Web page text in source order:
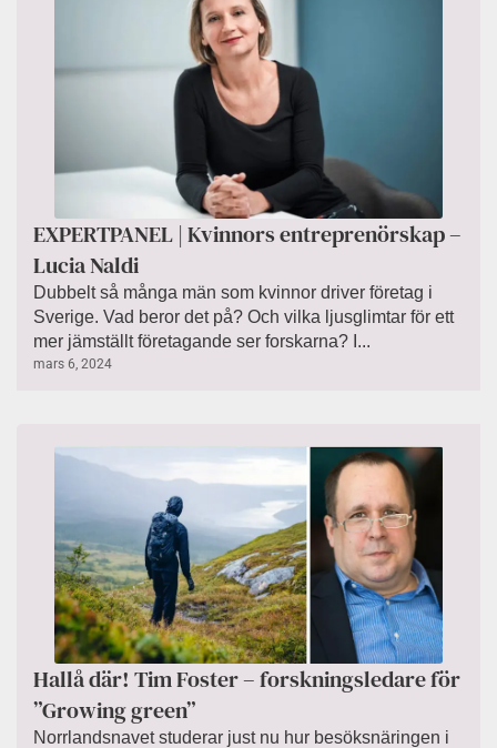
EXPERTPANEL | Kvinnors entreprenörskap –
Lucia Naldi
Dubbelt så många män som kvinnor driver företag i
Sverige. Vad beror det på? Och vilka ljusglimtar för ett
mer jämställt företagande ser forskarna? I...
mars 6, 2024
Hallå där! Tim Foster – forskningsledare för
”Growing green”
Norrlandsnavet studerar just nu hur besöksnäringen i